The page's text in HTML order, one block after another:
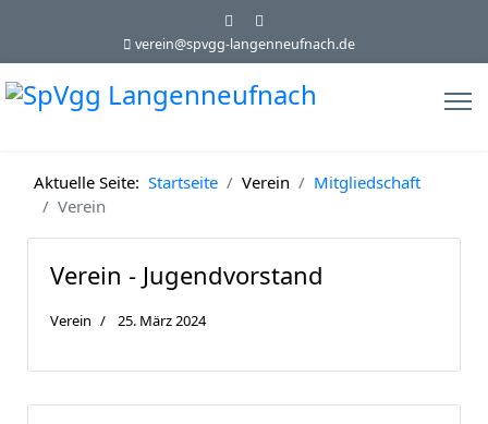
verein@spvgg-langenneufnach.de
Aktuelle Seite: Startseite Verein
Mitgliedschaft
Verein
Verein - Jugendvorstand
Verein 25. März 2024